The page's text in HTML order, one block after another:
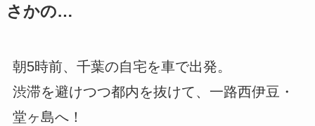
さかの…
朝5時前、千葉の自宅を車で出発。
渋滞を避けつつ都内を抜けて、一路西伊豆・
堂ヶ島へ！